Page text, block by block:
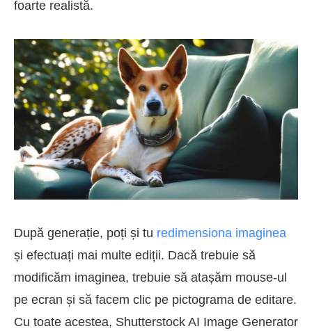
foarte realistă.
După generație, poți și tu redimensiona imaginea
și efectuați mai multe ediții. Dacă trebuie să
modificăm imaginea, trebuie să atașăm mouse-ul
pe ecran și să facem clic pe pictograma de editare.
Cu toate acestea, Shutterstock AI Image Generator